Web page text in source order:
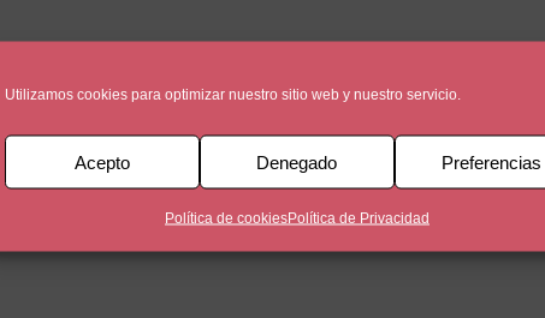
Utilizamos cookies para optimizar nuestro sitio web y nuestro servicio.
Acepto Denegado Preferencias
Política de cookiesPolítica de Privacidad